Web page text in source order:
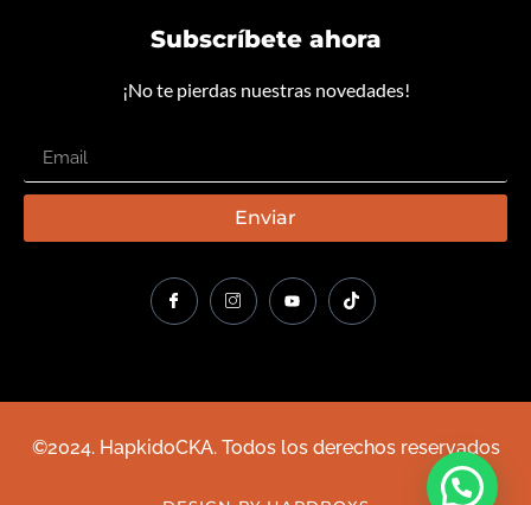
Subscríbete ahora
¡No te pierdas nuestras novedades!
Enviar
©2024. HapkidoCKA. Todos los derechos reservados